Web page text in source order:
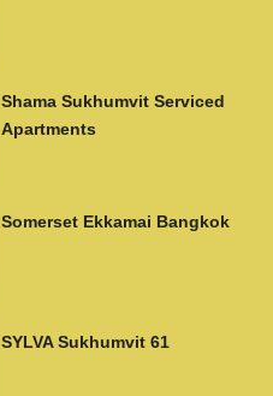
Shama Sukhumvit Serviced
Apartments
Somerset Ekkamai Bangkok
SYLVA Sukhumvit 61